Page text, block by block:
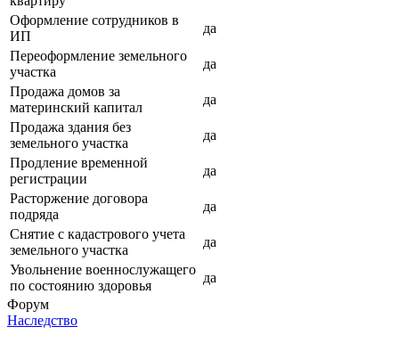
Оформление сотрудников в
ИП
да
Переоформление земельного
участка
да
Продажа домов за
материнский капитал
да
Продажа здания без
земельного участка
да
Продление временной
регистрации
да
Расторжение договора
подряда
да
Снятие с кадастрового учета
земельного участка
да
Увольнение военнослужащего
по состоянию здоровья
да
Форум
Наследство